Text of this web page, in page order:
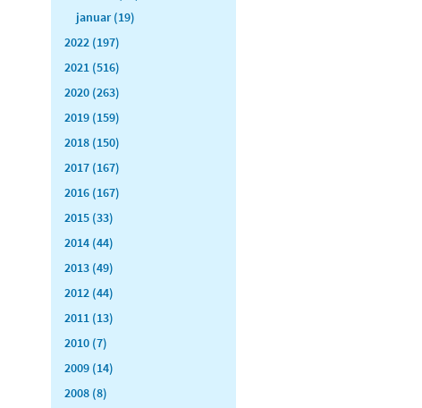
januar (19)
2022 (197)
2021 (516)
2020 (263)
2019 (159)
2018 (150)
2017 (167)
2016 (167)
2015 (33)
2014 (44)
2013 (49)
2012 (44)
2011 (13)
2010 (7)
2009 (14)
2008 (8)